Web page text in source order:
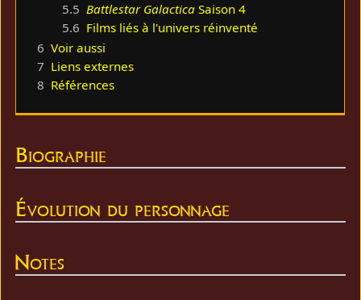
5.5 Battlestar GalacticaSaison 4
5.6 Films liés à l'univers réinventé
6 Voir aussi
7 Liens externes
8 Références
Biographie
Évolution du personnage
Notes